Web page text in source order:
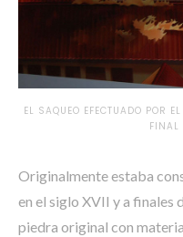
EL SAQUEO EFECTUADO POR
FINAL
Originalmente estaba
en el siglo XVII y a finales
piedra original con